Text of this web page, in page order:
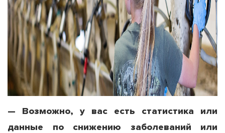
— Возможно, у вас есть статистика или
данные по снижению заболеваний или